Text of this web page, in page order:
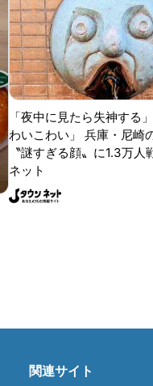
「夜中に見たら失神する
わいこわい」 兵庫・尼崎
〝謎すぎる顔〟に1.3万人
ネット
関連サイト